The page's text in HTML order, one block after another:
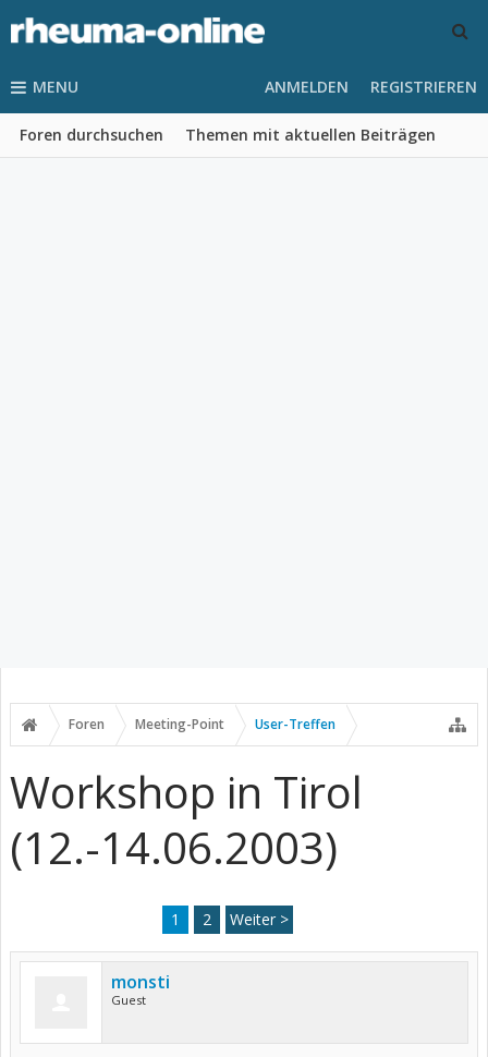
MENU
Foren durchsuchen Themen mit aktuellen Beiträgen
ANMELDEN REGISTRIEREN
Foren Meeting-Point User-Treffen
Workshop in Tirol
(12.-14.06.2003)
1 2 Weiter >
monsti
Guest